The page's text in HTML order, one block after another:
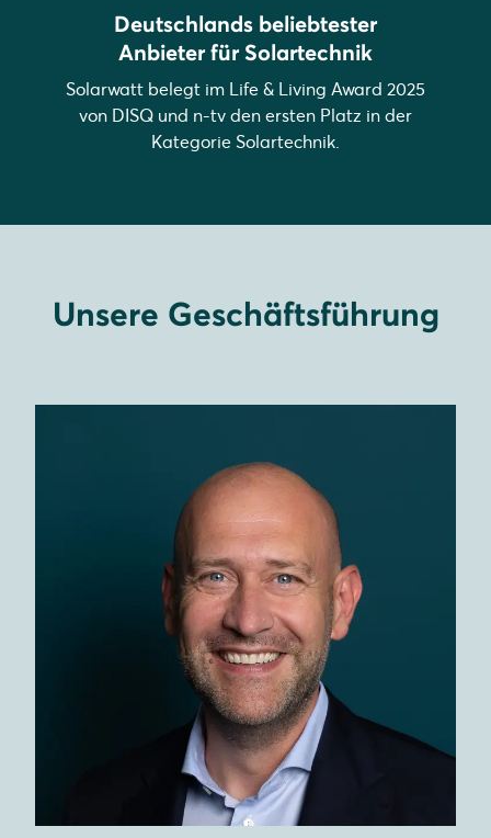
Deutschlands beliebtester
Anbieter für Solartechnik
Solarwatt belegt im Life & Living Award 2025
von DISQ und n-tv den ersten Platz in der
Kategorie Solartechnik.
Unsere Geschäftsführung